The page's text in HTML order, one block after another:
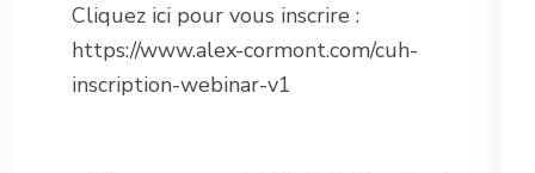
Cliquez ici pour vous inscrire :
https://www.alex-cormont.com/cuh-
inscription-webinar-v1